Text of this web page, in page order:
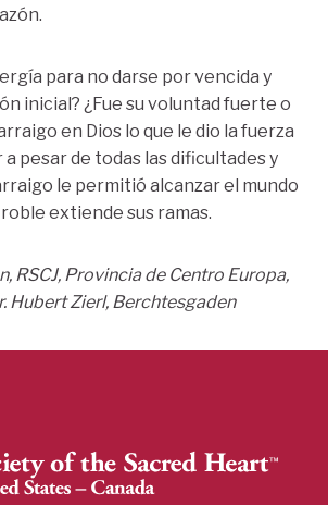
para no darse por vencida y
inicial? ¿Fue su voluntad fuerte o
en Dios lo que le dio la fuerza
pesar de todas las dificultades y
le permitió alcanzar el mundo
extiende sus ramas.
RSCJ, Provincia de Centro Europa,
Hubert Zierl, Berchtesgaden